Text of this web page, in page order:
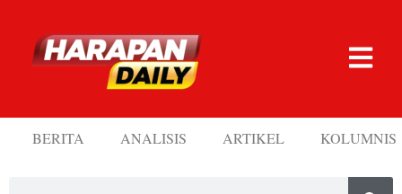
BERITA ANALISIS ARTIKEL KOLUMNIS